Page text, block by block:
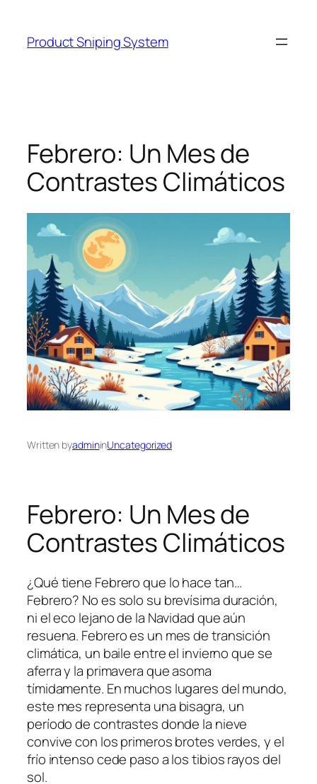
content
Product Sniping System
Febrero: Un Mes de
Contrastes Climáticos
Written byadmininUncategorized
Febrero: Un Mes de
Contrastes Climáticos
¿Qué tiene Febrero que lo hace tan…
Febrero? No es solo su brevísima duración,
ni el eco lejano de la Navidad que aún
resuena. Febrero es un mes de transición
climática, un baile entre el invierno que se
aferra y la primavera que asoma
tímidamente. En muchos lugares del mundo,
este mes representa una bisagra, un
período de contrastes donde la nieve
convive con los primeros brotes verdes, y el
frío intenso cede paso a los tibios rayos del
sol.